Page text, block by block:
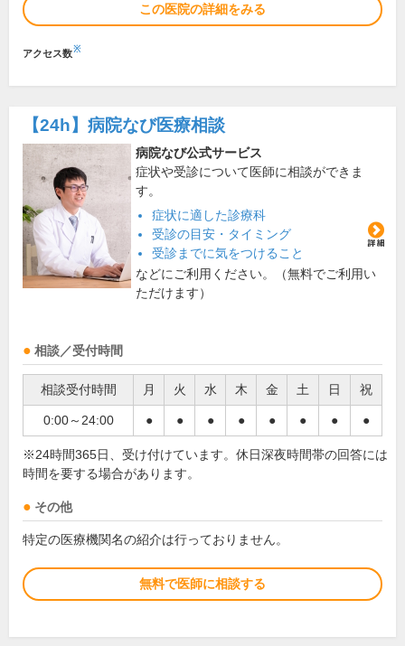
この医院の詳細をみる
アクセス数※
【24h】 病院なび医療相談
病院なび公式サービス
症状や受診について医師に相談ができま
す。
症状に適した診療科
受診の目安・タイミング
受診までに気をつけること
などにご利用ください。（無料でご利用い
ただけます）
相談／受付時間
相談受付時間 月 火 水 木 金 土 日 祝
0:00～24:00 ● ● ● ● ● ● ● ●
※24時間365日、受け付けています。休日深夜時間帯の回答には
時間を要する場合があります。
その他
特定の医療機関名の紹介は行っておりません。
無料で医師に相談する